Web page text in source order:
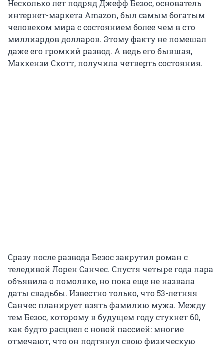
Несколько лет подряд Джефф Безос, основатель
интернет-маркета Amazon, был самым богатым
человеком мира с состоянием более чем в сто
миллиардов долларов. Этому факту не помешал
даже его громкий развод. А ведь его бывшая,
Маккензи Скотт, получила четверть состояния.
Сразу после развода Безос закрутил роман с
теледивой Лорен Санчес. Спустя четыре года пара
объявила о помолвке, но пока еще не назвала
даты свадьбы. Известно только, что 53-летняя
Санчес планирует взять фамилию мужа. Между
тем Безос, которому в будущем году стукнет 60,
как будто расцвел с новой пассией: многие
отмечают, что он подтянул свою физическую